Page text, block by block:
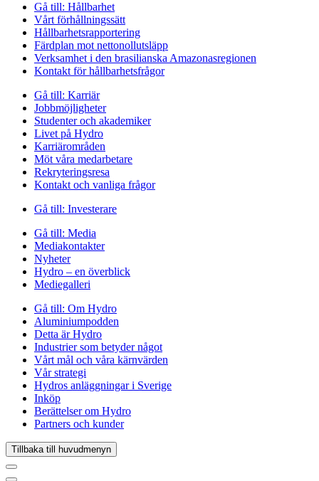
Gå till: Hållbarhet
Vårt förhållningssätt
Hållbarhetsrapportering
Färdplan mot nettonollutsläpp
Verksamhet i den brasilianska Amazonasregionen
Kontakt för hållbarhetsfrågor
Gå till: Karriär
Jobbmöjligheter
Studenter och akademiker
Livet på Hydro
Karriärområden
Möt våra medarbetare
Rekryteringsresa
Kontakt och vanliga frågor
Gå till: Investerare
Gå till: Media
Mediakontakter
Nyheter
Hydro – en överblick
Mediegalleri
Gå till: Om Hydro
Aluminiumpodden
Detta är Hydro
Industrier som betyder något
Vårt mål och våra kärnvärden
Vår strategi
Hydros anläggningar i Sverige
Inköp
Berättelser om Hydro
Partners och kunder
Tillbaka till huvudmenyn